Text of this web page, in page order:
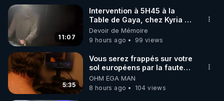
11:07
Intervention à 5H45 à la
Table de Gaya, chez Kyria et
Manu. 6/08/2026 PARTAGEZ
!
Devoir de Mémoire
9 hours ago
99 views
5:35
Vous serez frappés sur votre
sol européens par la faute
des dirigeants qui s'en
mettent dans le nez
OHM ÉGA MAN
8 hours ago
104 views